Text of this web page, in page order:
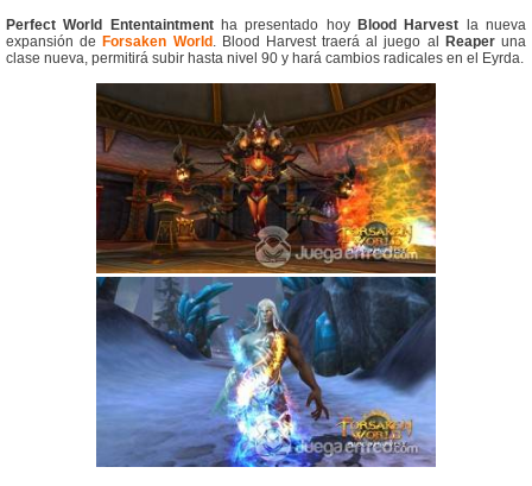
Perfect World Ententaintmentha presentado hoy Blood Harvest la nueva
expansión de Forsaken World . Blood Harvest traerá al juego al Reaperuna
clase nueva, permitirá subir hasta nivel 90 y hará cambios radicales en el Eyrda.